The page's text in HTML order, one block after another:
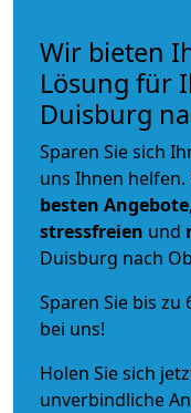
Wir bieten
Lösung für
Duisburg
Sparen Sie sich
uns Ihnen helfen.
besten Angebote
stressfreien und
Duisburg nach
Sparen Sie bis
bei uns!
Holen Sie sich
unverbindliche